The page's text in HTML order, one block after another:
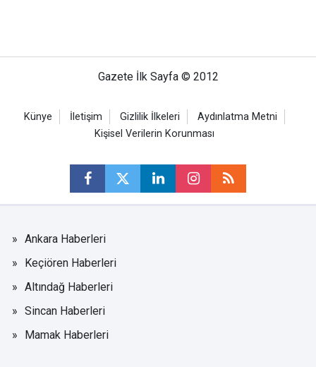
Gazete İlk Sayfa © 2012
Künye İletişim Gizlilik İlkeleri
Aydınlatma Metni
Kişisel Verilerin Korunması
Ankara Haberleri
Keçiören Haberleri
Altındağ Haberleri
Sincan Haberleri
Mamak Haberleri